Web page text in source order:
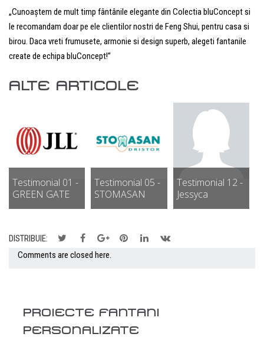
„Cunoaștem de mult timp fântânile elegante din Colectia bluConcept si
le recomandam doar pe ele clientilor nostri de Feng Shui, pentru casa si
birou. Daca vreti frumusete, armonie si design superb, alegeti fantanile
create de echipa bluConcept!”
ALTE ARTICOLE
Testimonial 01 -
GREEN GATE
Testimonial 05 -
STOMASAN
Testimonial 12 -
Jessyca
DISTRIBUIE:
Comments are closed here.
PROIECTE FANTANI
PERSONALIZATE